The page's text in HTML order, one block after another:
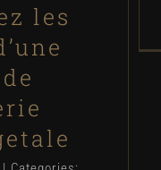
les